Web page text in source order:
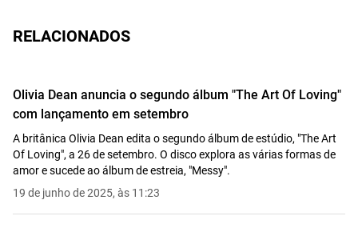
Loving"
Group of the Year: Wolf Alice
Breakthrough Artist: Lola Young
Pop Act: Olivia Dean
Alternative/Rock Act: Sam Fender
Hip-Hop/Grime/Rap Act: Dave
R&B Act: SAULT
RELACIONADOS
Olivia Dean anuncia o segundo álbum "The Art Of Loving"
com lançamento em setembro
A britânica Olivia Dean edita o segundo álbum de estúdio, "The Art
Of Loving", a 26 de setembro. O disco explora as várias formas de
amor e sucede ao álbum de estreia, "Messy".
19 de junho de 2025, às 11:23